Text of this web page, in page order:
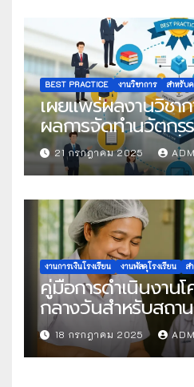
BEST PRACTICE งานวิชาการ สำหรับ
เผยแพร่ผลงานวิชา
ผลการจัดทำนวัตกร
คัดเลือกวิธีปฏิบัติที่เ
21 กรกฎาคม 2025
งานการเงินโรงเรียน งานพัสดุโรงเรียน ส
คู่มือการดำเนินงานโ
กลางวันสำหรับสถ
แนวทางครบถ้วนสู่ก
ประสิทธิภาพ
18 กรกฎาคม 2025